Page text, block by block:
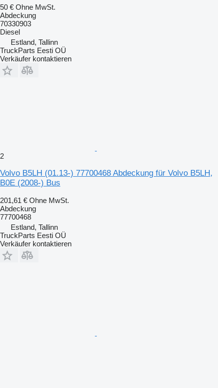
50 € Ohne MwSt.
Abdeckung
70330903
Diesel
Estland, Tallinn
TruckParts Eesti OÜ
Verkäufer kontaktieren
2
Volvo B5LH (01.13-) 77700468 Abdeckung für Volvo B5LH,
B0E (2008-) Bus
201,61 € Ohne MwSt.
Abdeckung
77700468
Estland, Tallinn
TruckParts Eesti OÜ
Verkäufer kontaktieren